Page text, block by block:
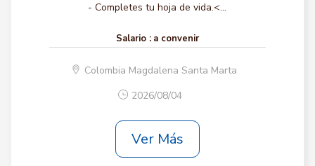
- Completes tu hoja de vida.<...
Salario : a convenir
Colombia Magdalena Santa Marta
2026/08/04
Ver Más